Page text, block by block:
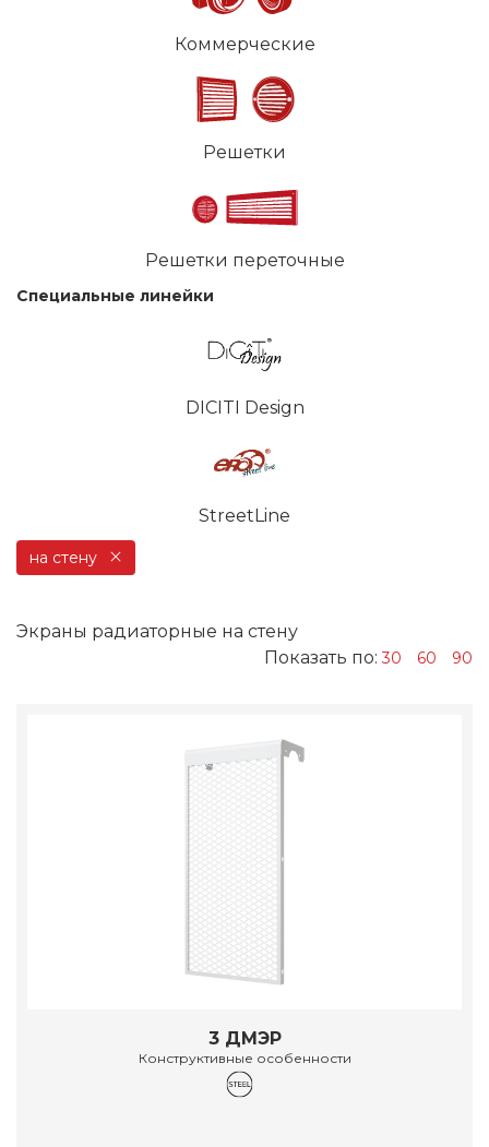
Коммерческие
Решетки
Решетки переточные
Специальные линейки
DICITI Design
StreetLine
на стену
Экраны радиаторные на стену
Показать по:30 60 90
3 ДМЭР
Конструктивные особенности